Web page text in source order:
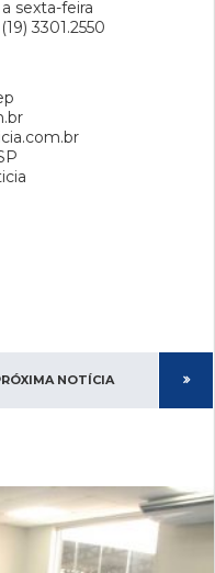
sexta-feira
3301.2550
NOTÍCIA